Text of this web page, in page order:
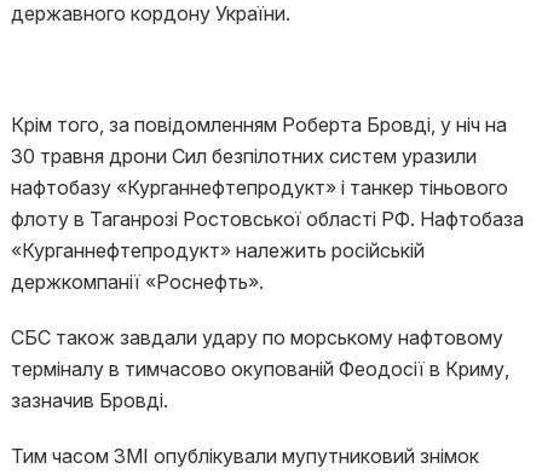
державного кордону України.
Крім того, за повідомленням Роберта Бровді, у ніч на
30 травня дрони Сил безпілотних систем уразили
нафтобазу «Курганнефтепродукт» і танкер тіньового
флоту в Таганрозі Ростовської області РФ. Нафтобаза
«Курганнефтепродукт» належить російській
держкомпанії «Роснефть».
СБС також завдали удару по морському нафтовому
терміналу в тимчасово окупованій Феодосії в Криму,
зазначив Бровді.
Тим часом ЗМІ опублікували мупутниковий знімок